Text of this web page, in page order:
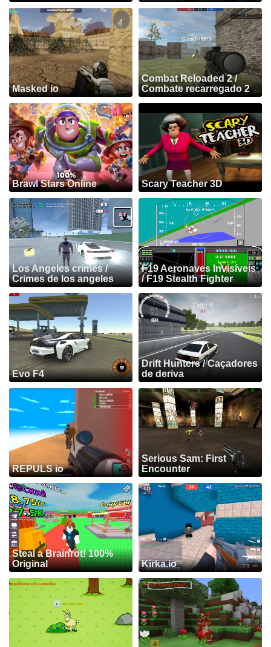
Masked io
Combat Reloaded 2 /
Combate recarregado 2
Brawl Stars Online Scary Teacher 3D
Los Angeles crimes /
Crimes de los angeles
F19 Aeronaves Invisíveis
/ F19 Stealth Fighter
Evo F4
Drift Hunters / Caçadores
de deriva
REPULS io
Serious Sam: First
Encounter
Steal a Brainrot! 100%
Original
Kirka.io